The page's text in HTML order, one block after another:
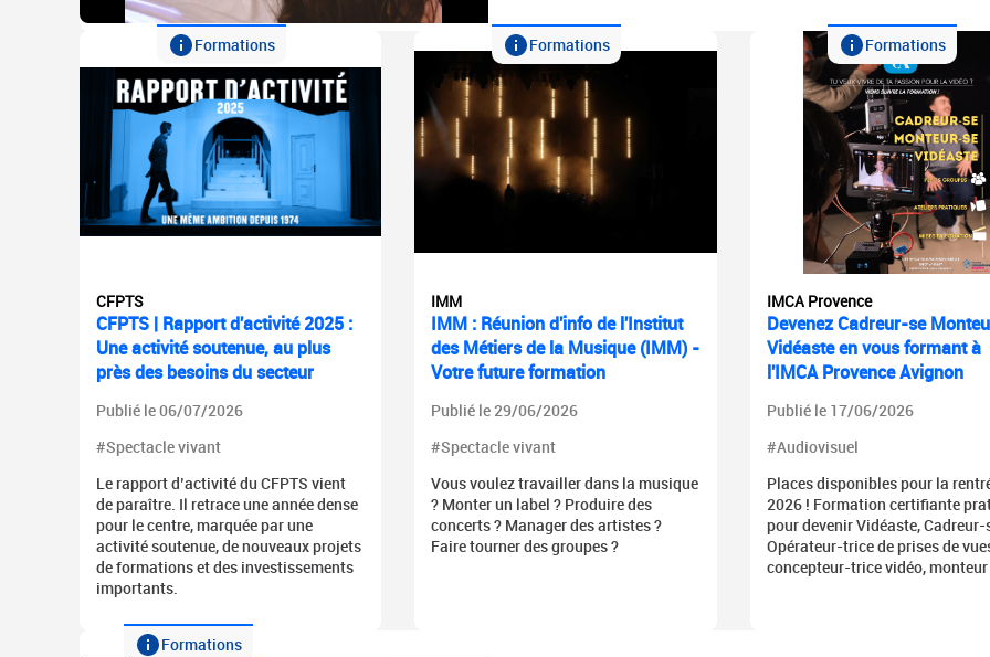
Formations
CFPTS
CFPTS | Rapport d'activité 2025 :
Une activité soutenue, au plus
près des besoins du secteur
Publié le 06/07/2026
#Spectacle vivant
Le rapport d’activité du CFPTS vient
de paraître. Il retrace une année dense
pour le centre, marquée par une
activité soutenue, de nouveaux projets
de formations et des investissements
importants.
Formations
IMM
IMM : Réunion d'info de l'Institut
des Métiers de la Musique (IMM) -
Votre future formation
Publié le 29/06/2026
#Spectacle vivant
Vous voulez travailler dans la musique
? Monter un label ? Produire des
concerts ? Manager des artistes ?
Faire tourner des groupes ?
Formations
IMCA Provence
Devenez Cadreur-se
Vidéaste en vous formant à
l'IMCA Provence Avignon
Publié le 17/06/2026
#Audiovisuel
Places disponibles pour la
2026 ! Formation certifiante
pour devenir Vidéaste, Cadreur-
Opérateur-trice de prises de
concepteur-trice vidéo, monteur
Formations